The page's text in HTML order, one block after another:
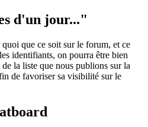
d'un jour..."
que ce soit sur le forum, et ce
identifiants, on pourra être bien
la liste que nous publions sur la
de favoriser sa visibilité sur le